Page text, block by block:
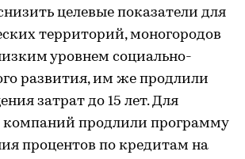
целевые показатели для
территорий, моногородов
уровнем социально-
развития, им же продлили
затрат до 15 лет. Для
продлили программу
процентов по кредитам на